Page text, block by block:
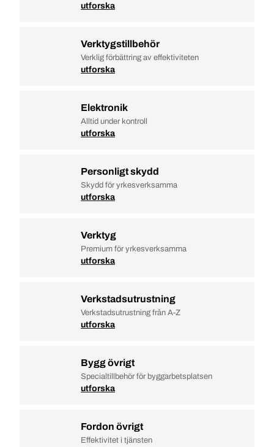
utforska
Verktygstillbehör
Verklig förbättring av effektiviteten
utforska
Elektronik
Alltid under kontroll
utforska
Personligt skydd
Skydd för yrkesverksamma
utforska
Verktyg
Premium för yrkesverksamma
utforska
Verkstadsutrustning
Verkstadsutrustning från A-Z
utforska
Bygg övrigt
Specialtillbehör för byggarbetsplatsen
utforska
Fordon övrigt
Effektivitet i tjänsten